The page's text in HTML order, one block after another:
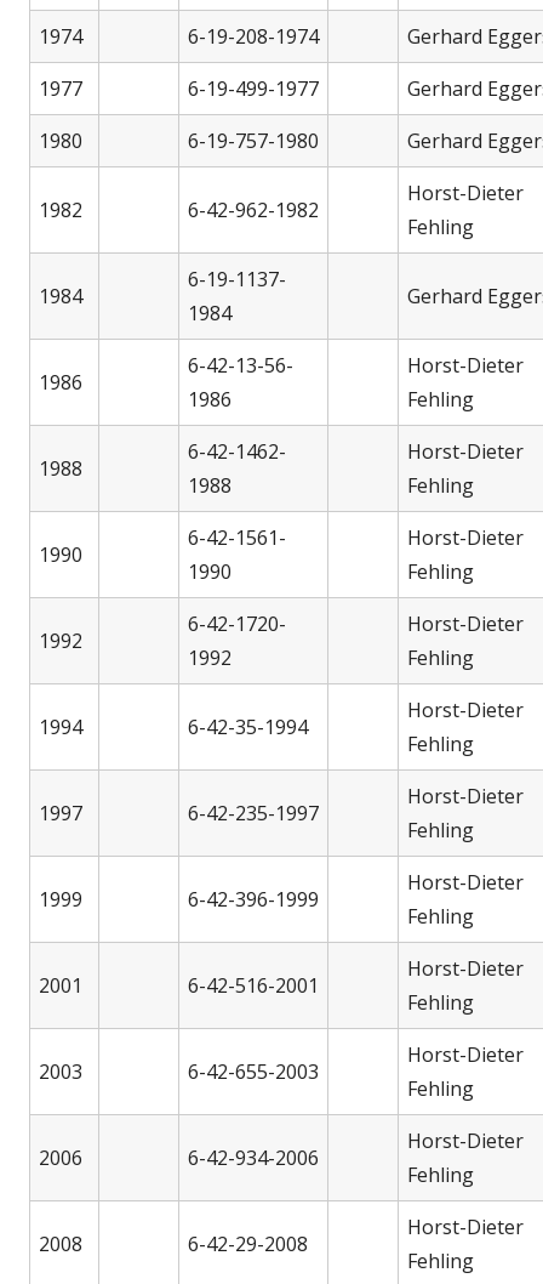
1974
6-19-208-1974
Gerhard
1977
6-19-499-1977
Gerhard
1980
6-19-757-1980 Gerhard
1982 6-42-962-1982
Horst-Dieter
Fehling
1984
6-19-1137-
1984
Gerhard
1986
6-42-13-56-
1986
Horst-Dieter
Fehling
1988
6-42-1462-
1988
Horst-Dieter
Fehling
1990
6-42-1561-
1990
Horst-Dieter
Fehling
1992
6-42-1720-
1992
Horst-Dieter
Fehling
1994 6-42-35-1994
Horst-Dieter
Fehling
1997 6-42-235-1997
Horst-Dieter
Fehling
1999 6-42-396-1999
Horst-Dieter
Fehling
2001 6-42-516-2001
Horst-Dieter
Fehling
2003 6-42-655-2003
Horst-Dieter
Fehling
2006 6-42-934-2006
Horst-Dieter
Fehling
2008 6-42-29-2008
Horst-Dieter
Fehling